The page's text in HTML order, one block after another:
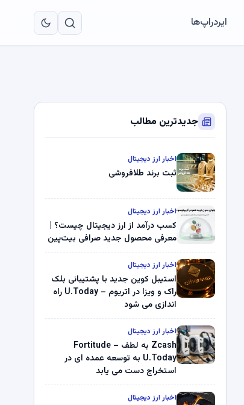
ایردراپ‌ها
جدیدترین مطالب
اخبار ارز دیجیتال
ثبت برند طلافروشی
اخبار ارز دیجیتال
کسب درآمد از ارز دیجیتال چیست؟ |
معرفی محصول جدید صرافی بیت‌پین
اخبار ارز دیجیتال
استیبل کوین جدید با پشتیبانی بلک
راک و ویزا در اتریوم – U.Today راه
اندازی می شود
اخبار ارز دیجیتال
Zcash به لطف Fortitude –
U.Today به توسعه عمده ای در
استخراج دست می یابد
اخبار ارز دیجیتال